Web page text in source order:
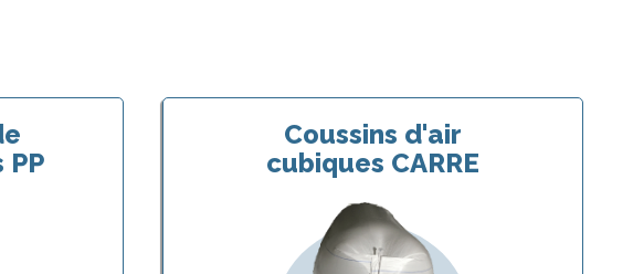
Coussins d'air
cubiques CARRE
BATES CARGO-
PAK®